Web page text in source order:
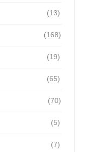
(13)
(168)
(19)
(65)
(70)
(5)
(7)